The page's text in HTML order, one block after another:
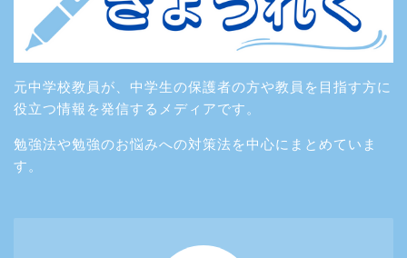
元中学校教員が、中学生の保護者の方や教員を目指す方に
役立つ情報を発信するメディアです。
勉強法や勉強のお悩みへの対策法を中心にまとめていま
す。